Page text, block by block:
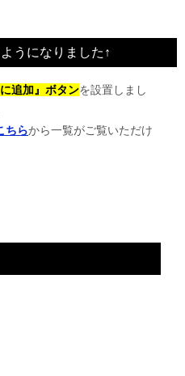
うになりました↑
に追加』ボタンを設置しまし
ちらから一覧がご覧いただけ